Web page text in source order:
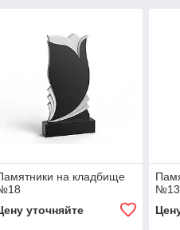
на кладбище
уточняйте
№13